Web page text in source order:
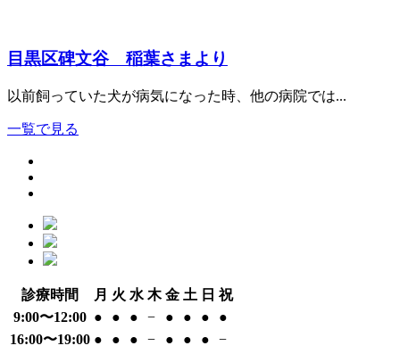
目黒区碑文谷 稲葉さまより
以前飼っていた犬が病気になった時、他の病院では...
一覧で見る
診療時間 月 火 水 木 金 土 日 祝
9:00〜12:00 ● ● ● − ● ● ●
●
16:00〜19:00 ● ● ● − ● ● ● −